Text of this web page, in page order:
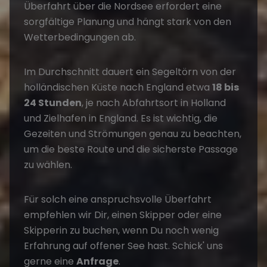
Überfahrt über die Nordsee erfordert eine
sorgfältige Planung und hängt stark von den
Wetterbedingungen ab.
Im Durchschnitt dauert ein Segeltörn von der
holländischen Küste nach England etwa 18 bis
24 Stunden, je nach Abfahrtsort in Holland
und Zielhafen in England. Es ist wichtig, die
Gezeiten und Strömungen genau zu beachten,
um die beste Route und die sicherste Passage
zu wählen.
Für solch eine anspruchsvolle Überfahrt
empfehlen wir Dir, einen Skipper oder eine
Skipperin zu buchen, wenn Du noch wenig
Erfahrung auf offener See hast. Schick' uns
gerne eine Anfrage.